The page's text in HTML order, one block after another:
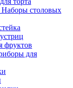
Наборы столовых
фруктов
для